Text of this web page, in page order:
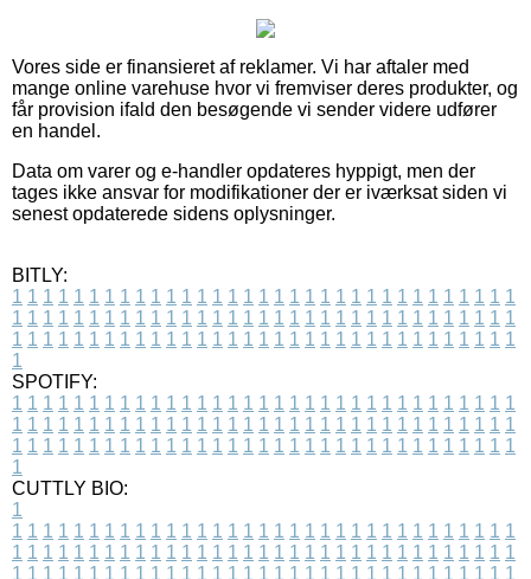
Vores side er finansieret af reklamer. Vi har aftaler med
mange online varehuse hvor vi fremviser deres produkter, og
får provision ifald den besøgende vi sender videre udfører
en handel.
Data om varer og e-handler opdateres hyppigt, men der
tages ikke ansvar for modifikationer der er iværksat siden vi
senest opdaterede sidens oplysninger.
BITLY:
1 1 1 1 1 1 1 1 1 1 1 1 1 1 1 1 1 1 1 1 1 1 1 1 1 1 1 1 1 1 1 1 1
1 1 1 1 1 1 1 1 1 1 1 1 1 1 1 1 1 1 1 1 1 1 1 1 1 1 1 1 1 1 1 1 1
1 1 1 1 1 1 1 1 1 1 1 1 1 1 1 1 1 1 1 1 1 1 1 1 1 1 1 1 1 1 1 1 1
1
SPOTIFY:
1 1 1 1 1 1 1 1 1 1 1 1 1 1 1 1 1 1 1 1 1 1 1 1 1 1 1 1 1 1 1 1 1
1 1 1 1 1 1 1 1 1 1 1 1 1 1 1 1 1 1 1 1 1 1 1 1 1 1 1 1 1 1 1 1 1
1 1 1 1 1 1 1 1 1 1 1 1 1 1 1 1 1 1 1 1 1 1 1 1 1 1 1 1 1 1 1 1 1
1
CUTTLY BIO:
1
1 1 1 1 1 1 1 1 1 1 1 1 1 1 1 1 1 1 1 1 1 1 1 1 1 1 1 1 1 1 1 1 1
1 1 1 1 1 1 1 1 1 1 1 1 1 1 1 1 1 1 1 1 1 1 1 1 1 1 1 1 1 1 1 1 1
1 1 1 1 1 1 1 1 1 1 1 1 1 1 1 1 1 1 1 1 1 1 1 1 1 1 1 1 1 1 1 1 1